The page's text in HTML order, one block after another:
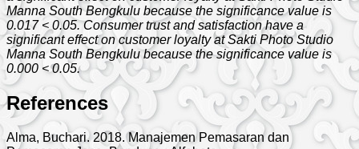
Manna South Bengkulu because the significance value is
0.017 < 0.05. Consumer trust and satisfaction have a
significant effect on customer loyalty at Sakti Photo Studio
Manna South Bengkulu because the significance value is
0.000 < 0.05.
References
Alma, Buchari. 2018. Manajemen Pemasaran dan